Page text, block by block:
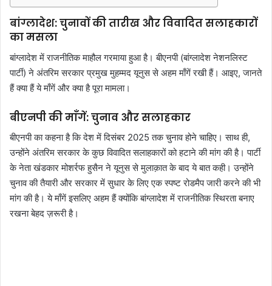
बांग्लादेश: चुनावों की तारीख और विवादित सलाहकारों
का मसला
बांग्लादेश में राजनीतिक माहौल गरमाया हुआ है। बीएनपी (बांग्लादेश नेशनलिस्ट
पार्टी) ने अंतरिम सरकार प्रमुख मुहम्मद यूनुस से अहम माँगें रखी हैं। आइए, जानते
हैं क्या हैं ये माँगें और क्या है पूरा मामला।
बीएनपी की माँगें: चुनाव और सलाहकार
बीएनपी का कहना है कि देश में दिसंबर 2025 तक चुनाव होने चाहिए। साथ ही,
उन्होंने अंतरिम सरकार के कुछ विवादित सलाहकारों को हटाने की मांग की है। पार्टी
के नेता खंडकार मोशर्रफ हुसैन ने यूनुस से मुलाक़ात के बाद ये बात कही। उन्होंने
चुनाव की तैयारी और सरकार में सुधार के लिए एक स्पष्ट रोडमैप जारी करने की भी
मांग की है। ये माँगें इसलिए अहम हैं क्योंकि बांग्लादेश में राजनीतिक स्थिरता बनाए
रखना बेहद ज़रूरी है।